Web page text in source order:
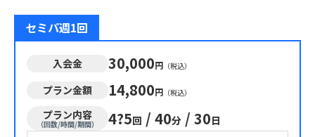
セミパ週1回
入会金 30,000円 （税込）
プラン金額 14,800円 （税込）
プラン内容
（回数/時間/期間） 4?5回 / 40分 / 30日